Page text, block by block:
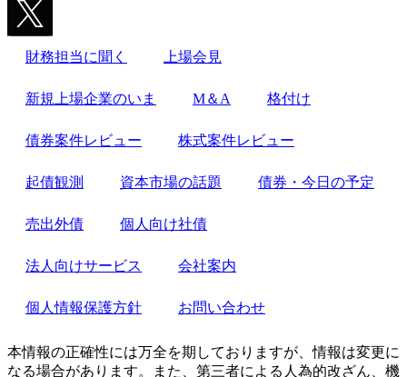
財務担当に聞く 上場会見
新規上場企業のいま M＆A 格付け
債券案件レビュー 株式案件レビュー
起債観測 資本市場の話題 債券・今日の予定
売出外債 個人向け社債
法人向けサービス 会社案内
個人情報保護方針 お問い合わせ
本情報の正確性には万全を期しておりますが、情報は変更に
なる場合があります。また、第三者による人為的改ざん、機